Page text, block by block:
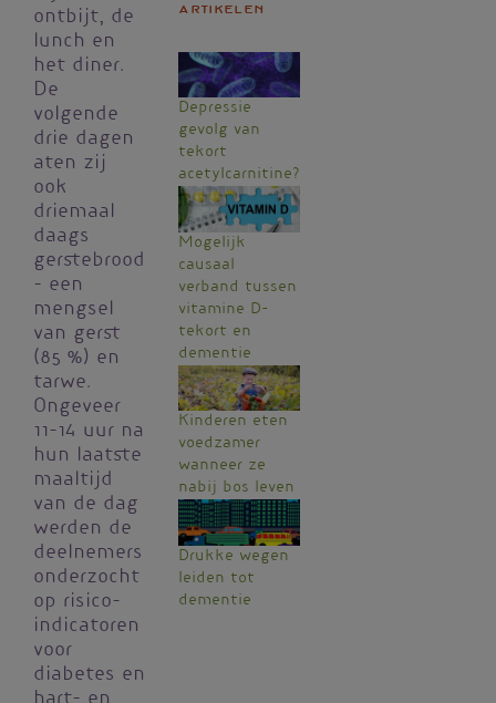
ontbijt, de
lunch en
het diner.
De
volgende
drie dagen
aten zij
ook
driemaal
daags
gerstebrood
- een
mengsel
van gerst
(85 %) en
tarwe.
Ongeveer
11-14 uur na
hun laatste
maaltijd
van de dag
werden de
deelnemers
onderzocht
op risico-
indicatoren
voor
diabetes en
artikelen
Depressie
gevolg van
tekort
acetylcarnitine?
Mogelijk
causaal
verband tussen
vitamine D-
tekort en
dementie
Kinderen eten
voedzamer
wanneer ze
nabij bos leven
Drukke wegen
leiden tot
dementie